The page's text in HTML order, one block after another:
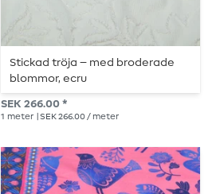
Stickad tröja – med broderade
blommor, ecru
SEK 266.00 *
1 meter | SEK 266.00 / meter